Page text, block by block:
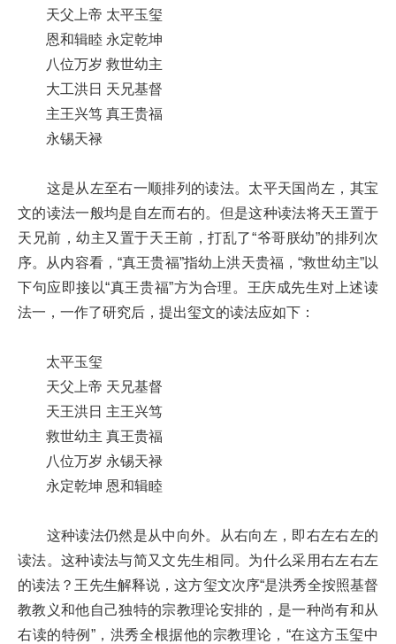
天父上帝 太平玉玺
恩和辑睦 永定乾坤
八位万岁 救世幼主
大工洪日 天兄基督
主王兴笃 真王贵福
永锡天禄
这是从左至右一顺排列的读法。太平天国尚左，其宝
文的读法一般均是自左而右的。但是这种读法将天王置于
天兄前，幼主又置于天王前，打乱了“爷哥朕幼”的排列次
序。从内容看，“真王贵福”指幼上洪天贵福，“救世幼主”以
下句应即接以“真王贵福”方为合理。王庆成先生对上述读
法一，一作了研究后，提出玺文的读法应如下：
太平玉玺
天父上帝 天兄基督
天王洪日 主王兴笃
救世幼主 真王贵福
八位万岁 永锡天禄
永定乾坤 恩和辑睦
这种读法仍然是从中向外。从右向左，即右左右左的
读法。这种读法与简又文先生相同。为什么采用右左右左
的读法？王先生解释说，这方玺文次序“是洪秀全按照基督
教教义和他自己独特的宗教理论安排的，是一种尚有和从
右读的特例”，洪秀全根据他的宗教理论，“在这方玉玺中